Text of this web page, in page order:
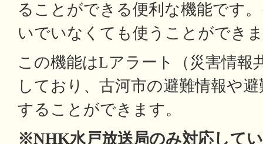
ることができる便利な機能です
いでいなくても使うことができ
この機能はLアラート（災害情報
しており、古河市の避難情報や
することができます。
※NHK水戸放送局のみ対応して